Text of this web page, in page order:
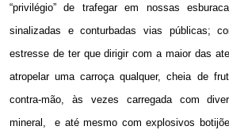
“privilégio” de trafegar em nossas
sinalizadas e conturbadas vias públicas;
estresse de ter que dirigir com a maior das
atropelar uma carroça qualquer, cheia de
contra-mão, às vezes carregada com
mineral,
e até mesmo com explosivos